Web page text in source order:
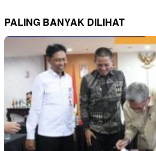
PALING BANYAK DILIHAT